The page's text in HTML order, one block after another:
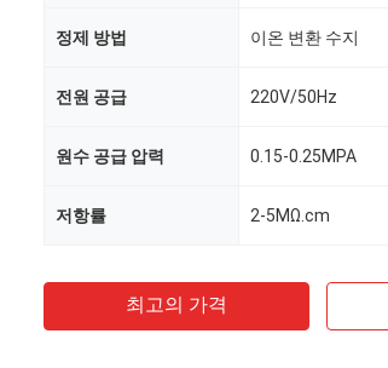
정제 방법 이온 변환 수지
전원 공급 220V/50Hz
원수 공급 압력 0.15-0.25MPA
저항률 2-5MΩ.cm
최고의 가격